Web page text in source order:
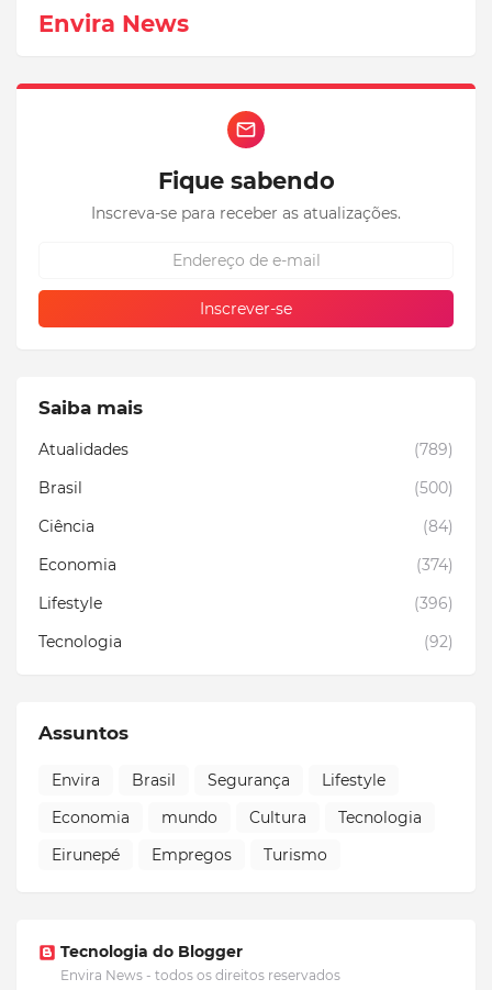
Envira News
Fique sabendo
Inscreva-se para receber as atualizações.
Saiba mais
Atualidades
(789)
Brasil
(500)
Ciência
(84)
Economia
(374)
Lifestyle
(396)
Tecnologia
(92)
Assuntos
Envira Brasil Segurança
Lifestyle
Economia
mundo Cultura
Tecnologia
Eirunepé
Empregos Turismo
Tecnologia do Blogger
Envira News - todos os direitos reservados